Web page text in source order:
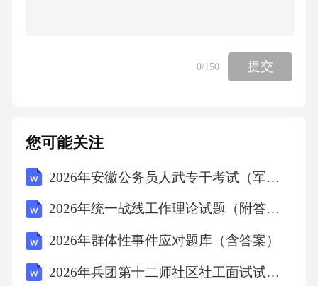
师实施康复护理措施。如在物理治疗过程中，
协助患者摆放正确的体位，确保治疗效果；在
知识和技能的指导，帮助患者掌握自我护理方
法和康复训练技巧，提高患者的自我管理能
力。如指导患者进行关节活动度训练、肌肉力
率。3.护理记录与交接班康复护理记录应详细、
准确地记录患者的护理情况，包括护理措施实
0/150 提交
您可能关注
2026年安徽公务员人武专干考试（军事知识）能力提高训练题及答案
2026年统一战线工作理论试题（附答案）
2026年群体性事件应对题库（含答案）
2026年兵团第十二师社区社工面试试题(含答案)